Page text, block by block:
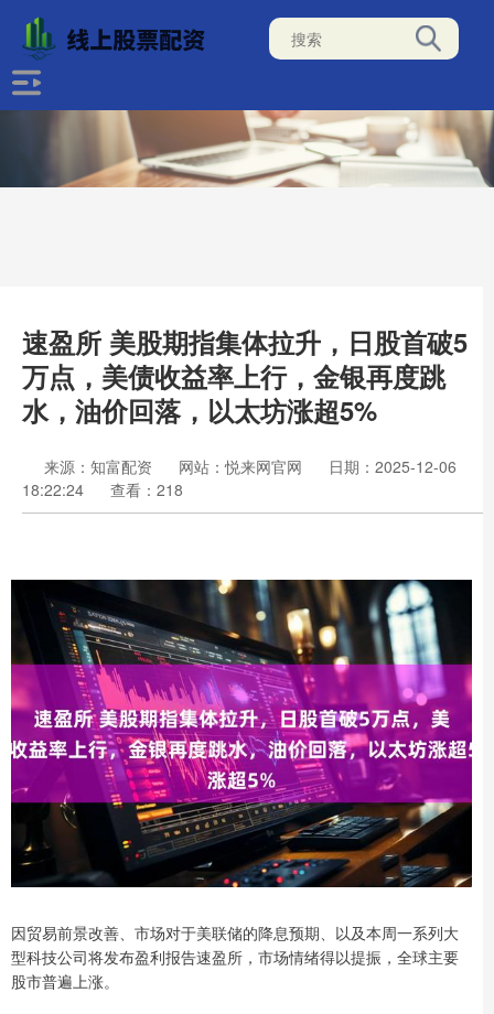
速盈所 美股期指集体拉升，日股首破5
万点，美债收益率上行，金银再度跳
水，油价回落，以太坊涨超5%
来源：知富配资 网站：悦来网官网
日期：2025-12-06
18:22:24
查看：218
因贸易前景改善、市场对于美联储的降息预期、以及本周一系列大
型科技公司将发布盈利报告速盈所，市场情绪得以提振，全球主要
股市普遍上涨。